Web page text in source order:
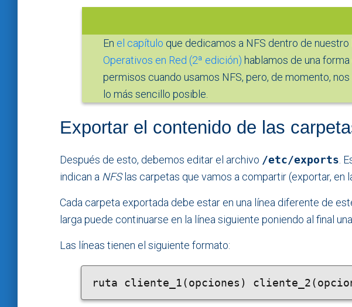
En el capítulo que dedicamos a NFS dentro de nuestro
Operativos en Red (2ª edición) hablamos de una
permisos cuando usamos NFS, pero, de momento,
lo más sencillo posible.
Exportar el contenido de las
Después de esto, debemos editar el archivo /etc/exports.
indican a NFSlas carpetas que vamos a compartir (exportar, en
Cada carpeta exportada debe estar en una línea diferente de
larga puede continuarse en la línea siguiente poniendo al final
Las líneas tienen el siguiente formato:
ruta cliente_1(opciones)